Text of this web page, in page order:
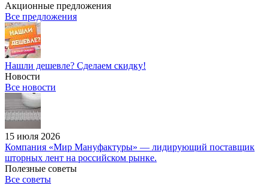
Акционные предложения
Все предложения
Нашли дешевле? Сделаем скидку!
Новости
Все новости
15 июля 2026
Компания «Мир Мануфактуры» — лидирующий поставщик
шторных лент на российском рынке.
Полезные советы
Все советы